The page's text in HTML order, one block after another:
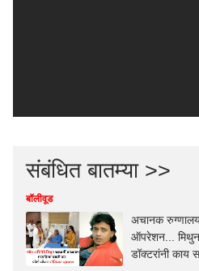
संबंधित बातम्या >>
बॉलीवूड
अचानक
ऑपरेशन... मिथुन
डॉक्टरांनी काय